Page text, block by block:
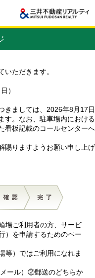
ただきます。
）
きましては、2026年8月17日
す。なお、駐車場内における
看板記載のコールセンターへ
賜りますようお願い申し上げ
場ご利用者の方、サービ
）を申請するためのペー
等）ではご利用になれま
ール）②郵送のどちらか